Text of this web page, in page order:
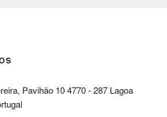
Pavihão 10 4770 - 287 Lagoa